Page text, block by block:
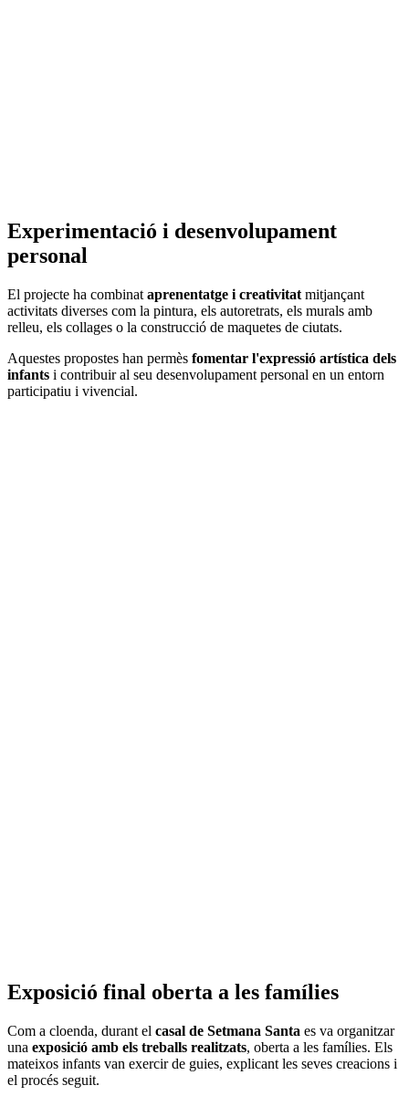
Experimentació i desenvolupament
personal
El projecte ha combinat aprenentatge i creativitat mitjançant
activitats diverses com la pintura, els autoretrats, els murals amb
relleu, els collages o la construcció de maquetes de ciutats.
Aquestes propostes han permès fomentar l'expressió artística dels
infants i contribuir al seu desenvolupament personal en un entorn
participatiu i vivencial.
Exposició final oberta a les famílies
Com a cloenda, durant el casal de Setmana Santa es va organitzar
una exposició amb els treballs realitzats, oberta a les famílies. Els
mateixos infants van exercir de guies, explicant les seves creacions i
el procés seguit.